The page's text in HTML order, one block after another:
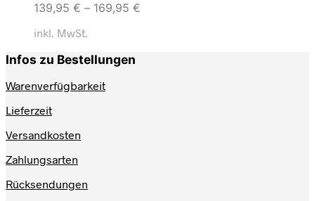
139,95 € – 169,95 €
inkl. MwSt.
Infos zu Bestellungen
Warenverfügbarkeit
Lieferzeit
Versandkosten
Zahlungsarten
Rücksendungen